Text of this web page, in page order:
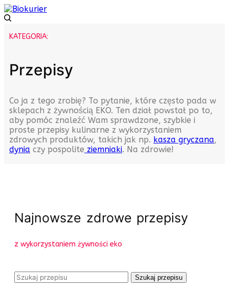
KATEGORIA:
Przepisy
Co ja z tego zrobię? To pytanie, które często pada w
sklepach z żywnością EKO. Ten dział powstał po to,
aby pomóc znaleźć Wam sprawdzone, szybkie i
proste przepisy kulinarne z wykorzystaniem
zdrowych produktów, takich jak np. kasza gryczana,
dynia czy pospolite ziemniaki. Na zdrowie!
Najnowsze zdrowe przepisy
z wykorzystaniem żywności eko
Szukaj przepisu